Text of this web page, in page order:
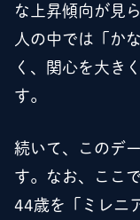
な上昇傾向が見
人の中では「か
く、関心を大き
す。
続いて、このデ
す。なお、ここ
44歳を「ミレニ